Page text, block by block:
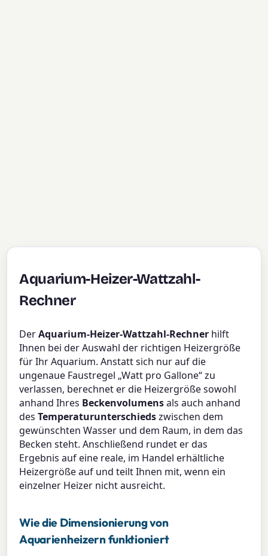
Aquarium-Heizer-Wattzahl-
Rechner
DerAquarium-Heizer-Wattzahl-Rechner hilft
Ihnen bei der Auswahl der richtigen Heizergröße
für Ihr Aquarium. Anstatt sich nur auf die
ungenaue Faustregel „Watt pro Gallone“ zu
verlassen, berechnet er die Heizergröße sowohl
anhand Ihres Beckenvolumensals auch anhand
desTemperaturunterschiedszwischen dem
gewünschten Wasser und dem Raum, in dem das
Becken steht. Anschließend rundet er das
Ergebnis auf eine reale, im Handel erhältliche
Heizergröße auf und teilt Ihnen mit, wenn ein
einzelner Heizer nicht ausreicht.
Wie die Dimensionierung von
Aquarienheizern funktioniert